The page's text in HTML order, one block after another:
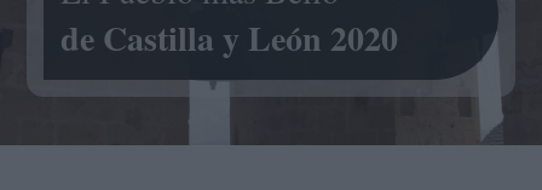
de Castilla y León 2020